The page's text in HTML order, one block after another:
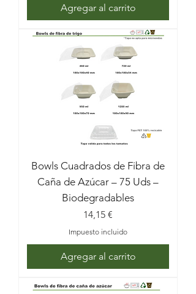
Agregar al carrito
Bowls Cuadrados de Fibra de
Caña de Azúcar – 75 Uds –
Biodegradables
Precio
14,15 €
Impuesto incluido
Agregar al carrito